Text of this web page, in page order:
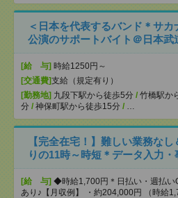
＜日本を代表するバンド＊サ
公演のサポートバイト＠日本武
[給 与] 時給1250円～
[交通費]支給（規定有り）
[勤務地] 九段下駅から徒歩5分 / 竹橋駅か
分 / 神保町駅から徒歩15分 / …
【完全在宅！】難しい業務な
りの11時～時短＊データ入力
[給 与] ◆時給1,700円＊日払い・週払い
あり♪【月収例】 ・約204,000円 （時給